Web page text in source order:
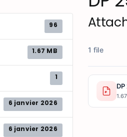
96
1.67 MB
1
6 janvier 2026
6 janvier 2026
1 file